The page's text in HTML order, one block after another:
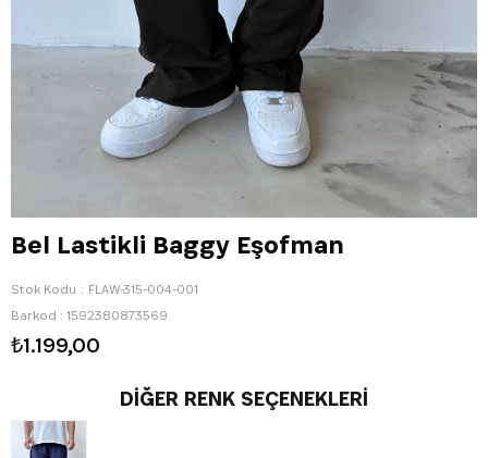
Bel Lastikli Baggy Eşofman
Stok Kodu
FLAW-315-004-001
Barkod : 1592380873569
₺1.199,00
DIĞER RENK SEÇENEKLERI